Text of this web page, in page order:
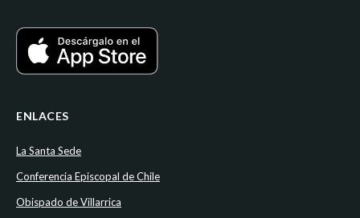
ENLACES
La Santa Sede
Conferencia Episcopal de Chile
Obispado de Villarrica